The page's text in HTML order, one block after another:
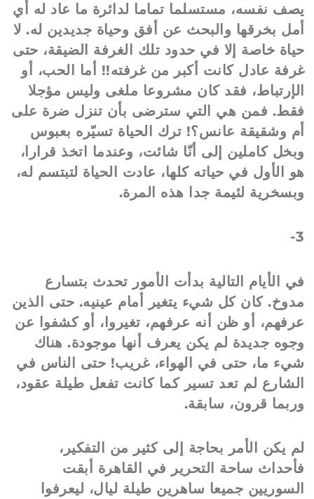
يصف نفسه، مستسلما تماما لدائرة ما عاد له أي
أمل بخرقها والبحث عن أفق وحياة جديدين له. لا
حياة خاصة إلا في حدود تلك الغرفة الضيقة، حتى
غرفة عادل كانت أكبر من غرفته!! أما الحب، أو
الإرتباط، فقد كان مشروعا ملغى وليس مؤجلا
فقط. فمن هي التي سترضى بأن تنزل ضرة على
أم وشقيقة عانس؟! ترك الحياة تسيّره بعبوس
وبخل كاملين إلى أنّا شائت، وعندما اتخذ قرارا،
هو الأول في حياته كلها، عادت الحياة لتبتسم له،
وبسخرية لئيمة جدا هذه المرة.
3-
في الأيام التالية بدأت الأمور تحدث بتسارع
مدوخ. كان كل شيء يتغير أمام عينيه. حتى الذين
عرفهم، أو ظن أنه عرفهم، تغيروا، أو كشفوا عن
وجوه جديدة لم يكن يعرف أنها موجودة. هناك
شيء ما، حتى في الهواء، غريب! حتى الناس في
الشارع لم تعد تسير كما كانت تفعل طيلة عقود،
وربما قرون، سابقة.
لم يكن الأمر بحاجة إلى كثير من التفكير،
فأحداث ساحة التحرير في القاهرة أبقت
السوريين جميعا ساهرين طيلة ليال، ليعرفوا